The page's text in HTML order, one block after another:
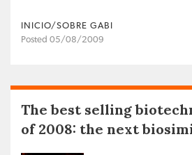
INICIO/SOBRE GABI
Posted 05/08/2009
The best selling
of 2008: the next